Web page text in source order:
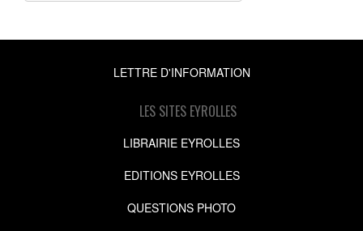
LETTRE D'INFORMATION
LES SITES EYROLLES
LIBRAIRIE EYROLLES
EDITIONS EYROLLES
QUESTIONS PHOTO